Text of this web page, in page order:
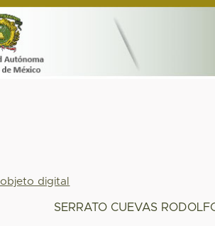
digital
SERRATO CUEVAS